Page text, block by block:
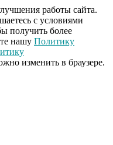
работы сайта.
с условиями
получить более
нашу Политику
изменить в браузере.